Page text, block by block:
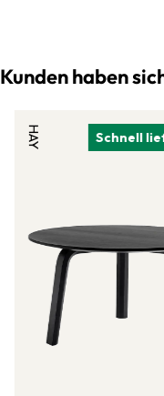
Kunden haben
Schnell
HAY